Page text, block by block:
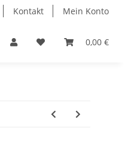
Kontakt Mein Konto
0,00 €
Ketten & Colliers